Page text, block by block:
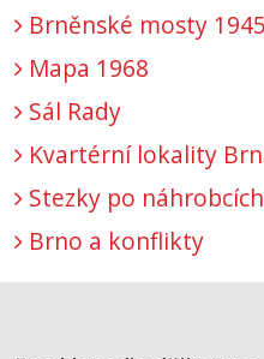
Brněnské mosty 1945
Mapa 1968
Sál Rady
Kvartérní lokality
Stezky po
Brno a konflikty